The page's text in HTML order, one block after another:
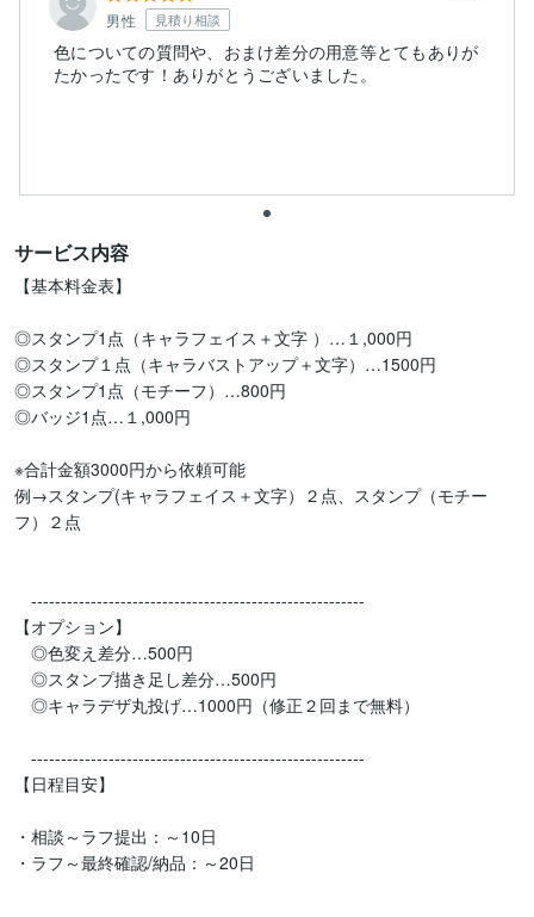
男性 見積り相談
色についての質問や、おまけ差分の用意等とてもありが
たかったです！ありがとうございました。
サービス内容
【基本料金表】
◎スタンプ1点（キャラフェイス＋文字 ）…１,000円
◎スタンプ１点（キャラバストアップ＋文字）…1500円
◎スタンプ1点（モチーフ）…800円
◎バッジ1点…１,000円
※合計金額3000円から依頼可能
例→スタンプ(キャラフェイス＋文字）２点、スタンプ（モチー
フ）２点
--------------------------------------------------------
【オプション】
◎色変え差分…500円
◎スタンプ描き足し差分…500円
◎キャラデザ丸投げ…1000円（修正２回まで無料）
--------------------------------------------------------
【日程目安】
・相談～ラフ提出：～10日
・ラフ～最終確認/納品：～20日